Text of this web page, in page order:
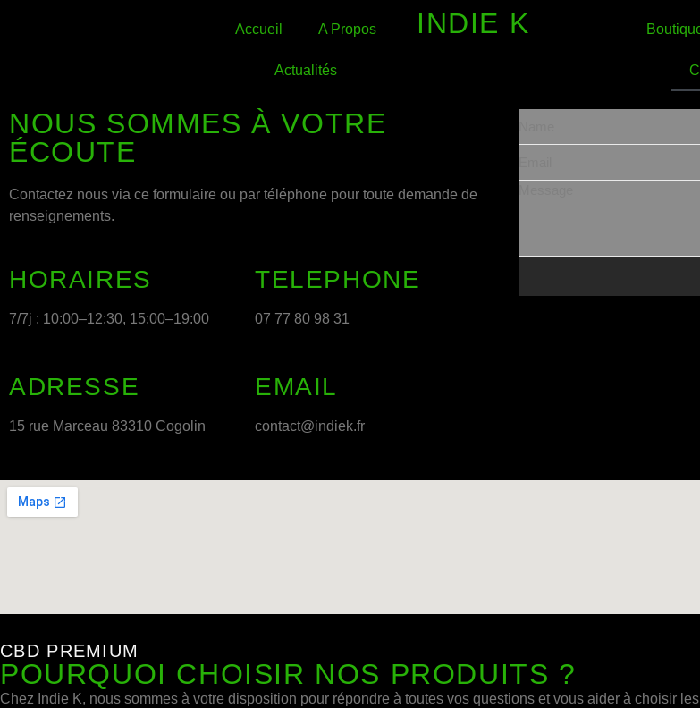
Accueil A Propos
Actualités
INDIE K
NOUS SOMMES À VOTRE
ÉCOUTE
Contactez nous via ce formulaire ou par téléphone pour toute demande de
renseignements.
HORAIRES
7/7j : 10:00–12:30, 15:00–19:00
TELEPHONE
07 77 80 98 31
ADRESSE
15 rue Marceau 83310 Cogolin
EMAIL
contact@indiek.fr
CBD PREMIUM
POURQUOI CHOISIR NOS PRODUITS ?
Chez Indie K, nous sommes à votre disposition pour répondre à toutes vos questions et vous aider à choisir les